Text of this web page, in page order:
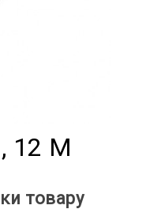
12 М
товару